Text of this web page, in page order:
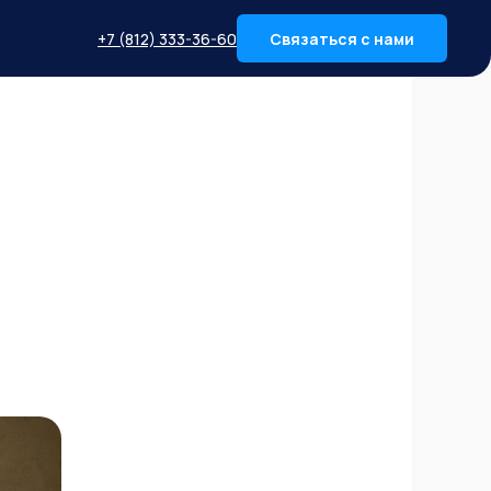
+7 (812) 333-36-60 Связаться с нами